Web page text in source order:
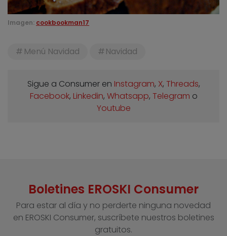
Imagen: cookbookman17
Menú Navidad Navidad
Sigue a Consumer en Instagram, X, Threads,
Facebook, Linkedin, Whatsapp, Telegram o
Youtube
Boletines EROSKI Consumer
Para estar al día y no perderte ninguna novedad
en EROSKI Consumer, suscríbete nuestros boletines
gratuitos.